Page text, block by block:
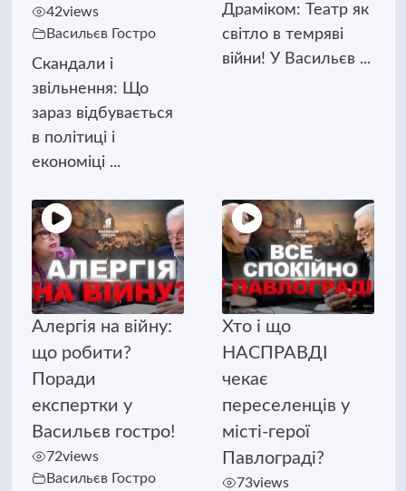
42views
Васильєв Гостро
Скандали і
звільнення: Що
зараз відбувається
в політиці і
економіці ...
Драміком: Театр як
світло в темряві
війни! У Васильєв ...
Алергія на війну:
що робити?
Поради
експертки у
Васильєв гостро!
72views
Васильєв Гостро
Хто і що
НАСПРАВДІ
чекає
переселенців у
місті-герої
Павлограді?
73views